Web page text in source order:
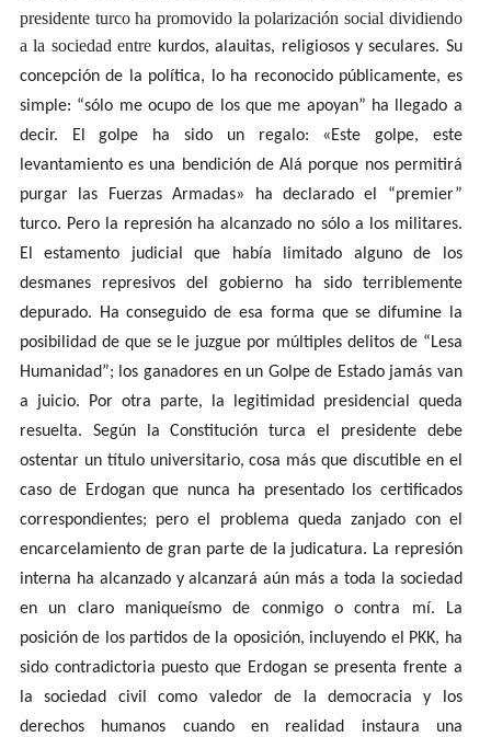
presidente turco ha promovido la polarización social dividiendo
a la sociedad entre kurdos, alauitas, religiosos y seculares. Su
concepción de la política, lo ha reconocido públicamente, es
simple: “sólo me ocupo de los que me apoyan” ha llegado a
decir. El golpe ha sido un regalo: «Este golpe, este
levantamiento es una bendición de Alá porque nos permitirá
purgar las Fuerzas Armadas» ha declarado el “premier”
turco. Pero la represión ha alcanzado no sólo a los militares.
El estamento judicial que había limitado alguno de los
desmanes represivos del gobierno ha sido terriblemente
depurado. Ha conseguido de esa forma que se difumine la
posibilidad de que se le juzgue por múltiples delitos de “Lesa
Humanidad”; los ganadores en un Golpe de Estado jamás van
a juicio. Por otra parte, la legitimidad presidencial queda
resuelta. Según la Constitución turca el presidente debe
ostentar un título universitario, cosa más que discutible en el
caso de Erdogan que nunca ha presentado los certificados
correspondientes; pero el problema queda zanjado con el
encarcelamiento de gran parte de la judicatura. La represión
interna ha alcanzado y alcanzará aún más a toda la sociedad
en un claro maniqueísmo de conmigo o contra mí. La
posición de los partidos de la oposición, incluyendo el PKK, ha
sido contradictoria puesto que Erdogan se presenta frente a
la sociedad civil como valedor de la democracia y los
derechos humanos cuando en realidad instaura una